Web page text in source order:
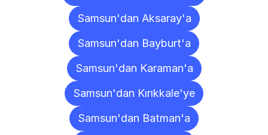
Samsun'dan Aksaray'a
Samsun'dan Bayburt'a
Samsun'dan Karaman'a
Samsun'dan Kırıkkale'ye
Samsun'dan Batman'a